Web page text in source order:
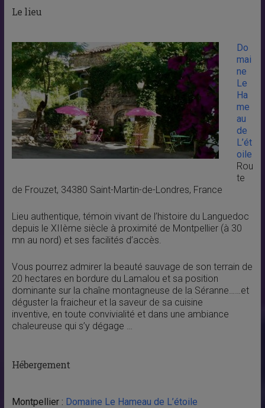
Le lieu
Do
mai
ne
Le
Ha
me
au
de
L’ét
oile
Rou
te
de Frouzet, 34380 Saint-Martin-de-Londres, France
Lieu authentique, témoin vivant de l’histoire du Languedoc
depuis le XIIème siècle à proximité de Montpellier (à 30
mn au nord) et ses facilités d’accès.
Vous pourrez admirer la beauté sauvage de son terrain de
20 hectares en bordure du Lamalou et sa position
dominante sur la chaîne montagneuse de la Séranne……et
déguster la fraicheur et la saveur de sa cuisine
inventive, en toute convivialité et dans une ambiance
chaleureuse qui s’y dégage …
Hébergement
Montpellier : Domaine Le Hameau de L’étoile